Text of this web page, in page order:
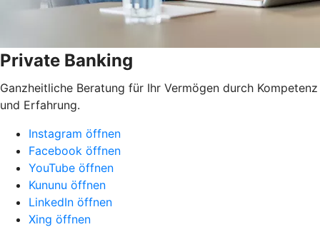
Private Banking
Ganzheitliche Beratung für Ihr Vermögen durch Kompetenz
und Erfahrung.
Instagram öffnen
Facebook öffnen
YouTube öffnen
Kununu öffnen
LinkedIn öffnen
Xing öffnen